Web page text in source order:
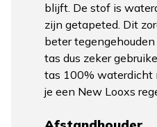
blijft. De stof is
zijn getapeted. Dit
beter
tas dus zeker
tas 100% waterdicht
je een New Looxs